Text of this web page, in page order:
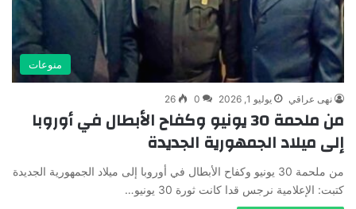
منوعات
نهى عراقي يوليو 1, 2026 0
26
من ملحمة 30 يونيو وكفاح الأبطال في أوروبا
إلى ميلاد الجمهورية الجديدة
من ملحمة 30 يونيو وكفاح الأبطال في أوروبا إلى ميلاد الجمهورية الجديدة
كتبت: الإعلامية نرجس قدا كانت ثورة 30 يونيو…